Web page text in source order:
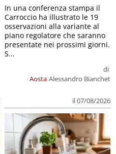
Aosta
di
Alessandro Bianchet
il 07/08/2026
In una conferenza stampa il
Carroccio ha illustrato le 19
osservazioni alla variante al
piano regolatore che saranno
presentate nei prossimi giorni.
S...